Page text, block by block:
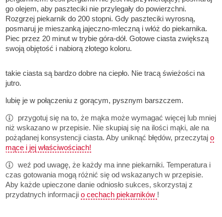
go olejem, aby paszteciki nie przylegały do powierzchni.
Rozgrzej piekarnik do 200 stopni. Gdy paszteciki wyrosną,
posmaruj je mieszanką jajeczno-mleczną i włóż do piekarnika.
Piec przez 20 minut w trybie góra-dół. Gotowe ciasta zwiększą
swoją objętość i nabiorą złotego koloru.
takie ciasta są bardzo dobre na ciepło. Nie tracą świeżości na
jutro.
lubię je w połączeniu z gorącym, pysznym barszczem.
przygotuj się na to, że mąka może wymagać więcej lub mniej
niż wskazano w przepisie. Nie skupiaj się na ilości mąki, ale na
pożądanej konsystencji ciasta. Aby uniknąć błędów, przeczytajo
mące i jej właściwościach!
weź pod uwagę, że każdy ma inne piekarniki. Temperatura i
czas gotowania mogą różnić się od wskazanych w przepisie.
Aby każde upieczone danie odniosło sukces, skorzystaj z
przydatnych informacjio cechach piekarników !